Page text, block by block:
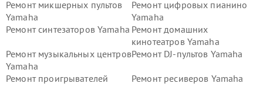
Ремонт микшерных пультов
Yamaha
Ремонт цифровых пианино
Yamaha
Ремонт синтезаторов Yamaha Ремонт домашних
кинотеатров Yamaha
Ремонт музыкальных центров
Yamaha
Ремонт DJ-пультов Yamaha
Ремонт проигрывателей
Ремонт ресиверов Yamaha